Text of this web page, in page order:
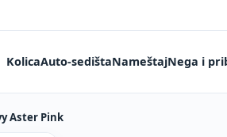
KolicaAuto-sedištaNameštajNega i
Aster Pink